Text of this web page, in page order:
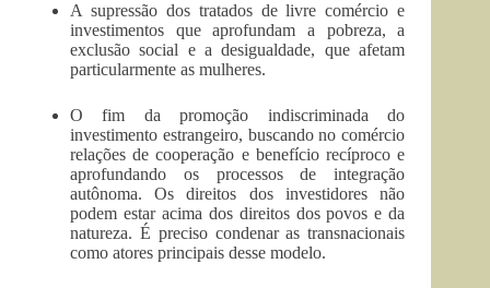
A supressão dos tratados de livre comércio e
investimentos que aprofundam a pobreza, a
exclusão social e a desigualdade, que afetam
particularmente as mulheres.
O fim da promoção indiscriminada do
investimento estrangeiro, buscando no comércio
relações de cooperação e benefício recíproco e
aprofundando os processos de integração
autônoma. Os direitos dos investidores não
podem estar acima dos direitos dos povos e da
natureza. É preciso condenar as transnacionais
como atores principais desse modelo.